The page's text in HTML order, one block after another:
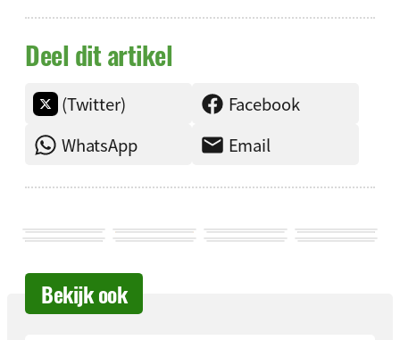
Deel dit artikel
(Twitter)
Facebook
WhatsApp
Email
Bekijk ook